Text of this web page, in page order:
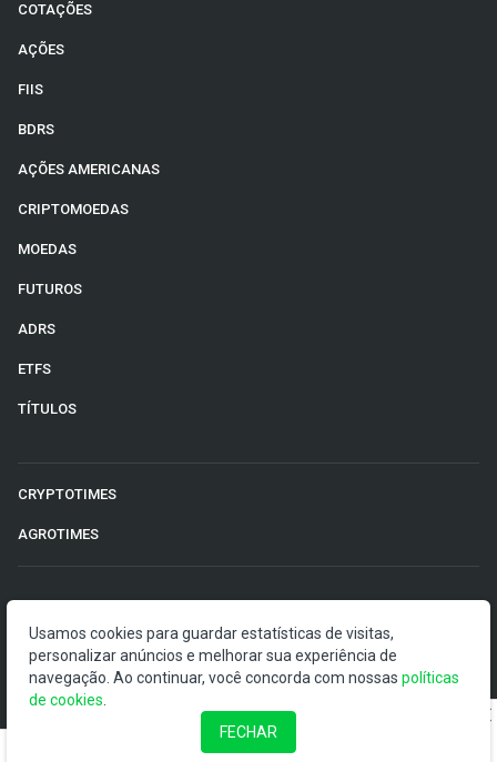
COTAÇÕES
AÇÕES
FIIS
BDRS
AÇÕES AMERICANAS
CRIPTOMOEDAS
MOEDAS
FUTUROS
ADRS
ETFS
TÍTULOS
CRYPTOTIMES
AGROTIMES
O Money Times publica matérias de cunho jornalístico, que
visam a democratização da informação. Nossas
publicações devem ser compreendidas como boletins
anunciadores e divulgadores, e não como uma
Usamos cookies para guardar estatísticas de visitas,
personalizar anúncios e melhorar sua experiência de
navegação. Ao continuar, você concorda com nossas políticas
de cookies
FECHAR